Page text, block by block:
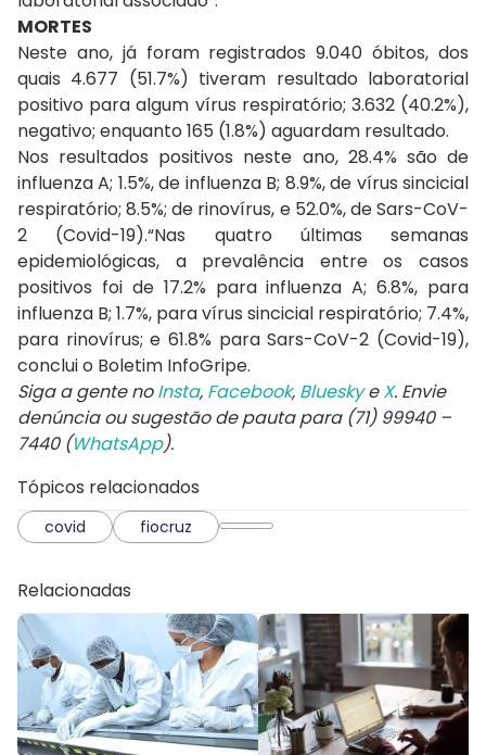
MORTES
Neste ano, já foram registrados 9.040 óbitos, dos
quais 4.677 (51.7%) tiveram resultado laboratorial
positivo para algum vírus respiratório; 3.632 (40.2%),
negativo; enquanto 165 (1.8%) aguardam resultado.
Nos resultados positivos neste ano, 28.4% são de
influenza A; 1.5%, de influenza B; 8.9%, de vírus sincicial
respiratório; 8.5%; de rinovírus, e 52.0%, de Sars-CoV-
2 (Covid-19).“Nas quatro últimas semanas
epidemiológicas, a prevalência entre os casos
positivos foi de 17.2% para influenza A; 6.8%, para
influenza B; 1.7%, para vírus sincicial respiratório; 7.4%,
para rinovírus; e 61.8% para Sars-CoV-2 (Covid-19),
conclui o Boletim InfoGripe.
Siga a gente noInsta, Facebook, BlueskyeX. Envie
denúncia ou sugestão de pauta para (71) 99940 –
7440 (WhatsApp).
Tópicos relacionados
covid fiocruz
Relacionadas